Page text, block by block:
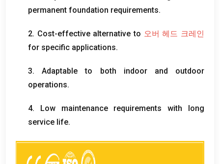
permanent foundation requirements.
2. Cost-effective alternative to 오버 헤드 크레인
for specific applications.
3.Adaptable to both indoor and outdoor
operations.
4. Low maintenance requirements with long
service life.